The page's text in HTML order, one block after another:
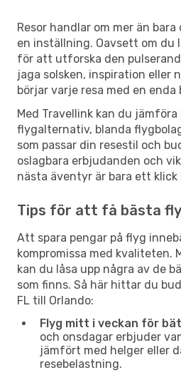
Resor handlar om mer än
en inställning. Oavsett om du
för att utforska den
jaga solsken, inspiration eller
börjar varje resa med en enda
Med Travellink kan du
flygalternativ, blanda
som passar din resestil och
oslagbara erbjudanden och
nästa äventyr är bara ett klick
Tips för att få bästa
Att spara pengar på flyg
kompromissa med kvaliteten.
kan du låsa upp några av de
som finns. Så här hittar du
FL till Orlando:
Flyg mitt i veckan för
och onsdagar erbjuder
jämfört med helger eller
resebelastning.